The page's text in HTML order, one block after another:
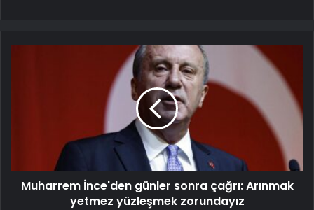
Muharrem İnce'den günler sonra çağrı: Arınmak
yetmez yüzleşmek zorundayız